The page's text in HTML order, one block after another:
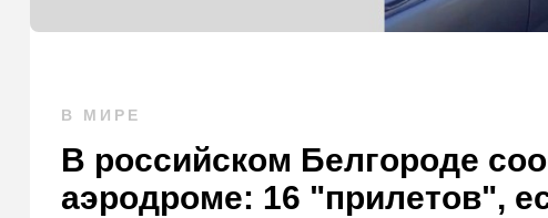
В МИРЕ
В российском Белгороде
аэродроме: 16 "прилетов",